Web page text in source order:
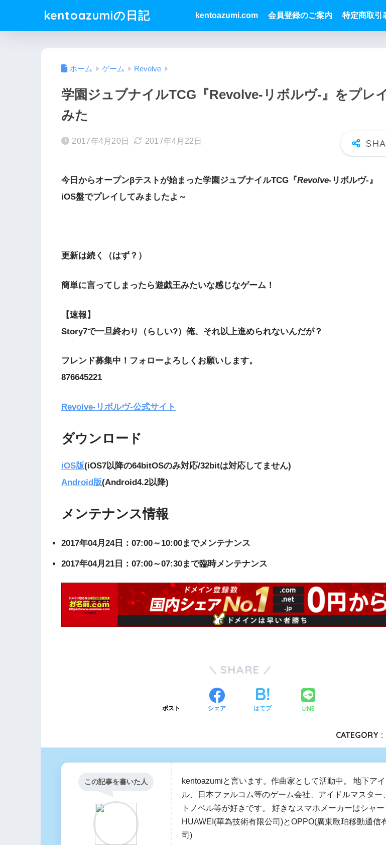
kentoazumiの日記 kentoazumi.com 会員登録のご案内 特定商取引
ホーム ゲーム Revolve
学園ジュブナイルTCG『Revolve-リボルヴ-』をプレ
みた
2017年4月20日 2017年4月22日
今日からオープンβテストが始まった学園ジュブナイルTCG『Revolve-リボルヴ-』
iOS盤でプレイしてみましたよ～
更新は続く（はず？）
簡単に言ってしまったら遊戯王みたいな感じなゲーム！
【速報】
Story7で一旦終わり（らしい?）俺、それ以上進められないんだが？
フレンド募集中！フォローよろしくお願いします。
876645221
Revolve-リボルヴ-公式サイト
ダウンロード
iOS版(iOS7以降の64bitOSのみ対応/32bitは対応してません)
Android版(Android4.2以降)
メンテナンス情報
2017年04月24日：07:00～10:00までメンテナンス
2017年04月21日：07:00～07:30まで臨時メンテナンス
SHARE
ポスト シェア はてブ LINE
CATEGORY :
この記事を書いた人
kentoazumiと言います。作曲家として活動中。 地下ア
ル、日本ファルコム等のゲーム会社、アイドルマスター
トノベル等が好きです。 好きなスマホメーカーはシャー
HUAWEI(華為技術有限公司)とOPPO(廣東歐珀移動通信
司)